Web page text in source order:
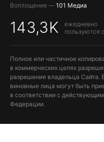
Воплощение — 101 Медиа
143,3K
ежедневно
пользуются
Полное или частичное
в коммерческих целях
разрешения владельца
виновные лица могут быть
в соответствии с
Федерации.